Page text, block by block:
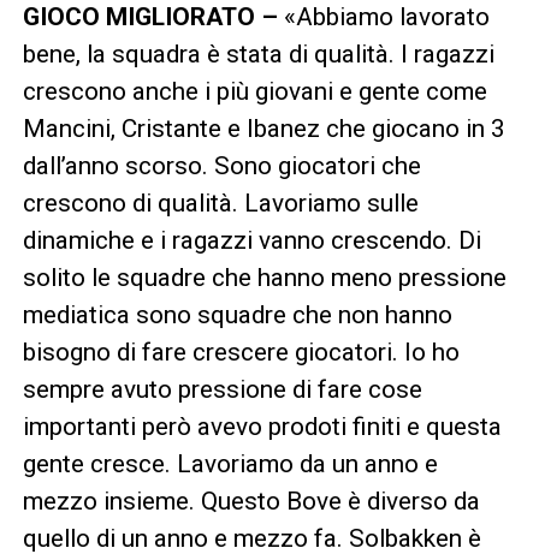
GIOCO MIGLIORATO – «Abbiamo lavorato
bene, la squadra è stata di qualità. I ragazzi
crescono anche i più giovani e gente come
Mancini, Cristante e Ibanez che giocano in 3
dall’anno scorso. Sono giocatori che
crescono di qualità. Lavoriamo sulle
dinamiche e i ragazzi vanno crescendo. Di
solito le squadre che hanno meno pressione
mediatica sono squadre che non hanno
bisogno di fare crescere giocatori. Io ho
sempre avuto pressione di fare cose
importanti però avevo prodoti finiti e questa
gente cresce. Lavoriamo da un anno e
mezzo insieme. Questo Bove è diverso da
quello di un anno e mezzo fa. Solbakken è